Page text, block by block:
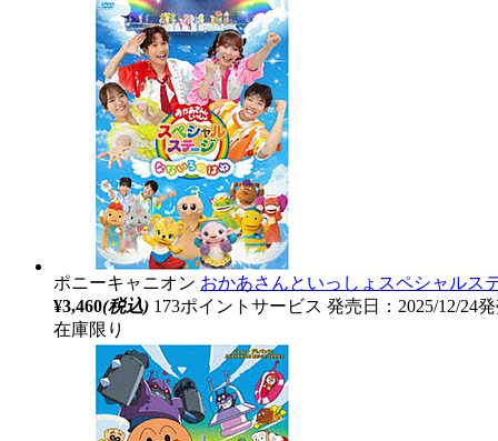
ポニーキャニオン おかあさんといっしょスペシャルス
¥3,460(税込) 173ポイントサービス 発売日：2025/12/24
在庫限り